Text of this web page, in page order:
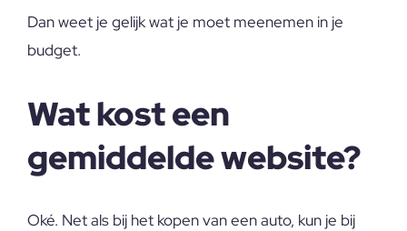
Dan weet je gelijk wat je moet meenemen in je
budget.
Wat kost een
gemiddelde website?
Oké. Net als bij het kopen van een auto, kun je bij